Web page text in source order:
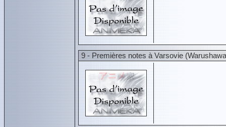
9 - Premières notes à Varsovie